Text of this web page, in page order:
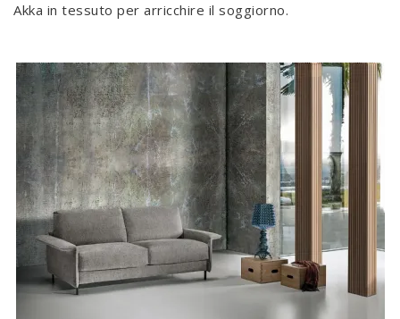
Akka in tessuto per arricchire il soggiorno.